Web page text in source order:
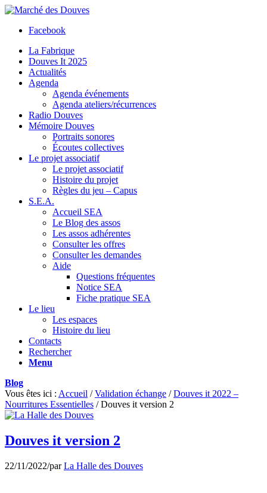
Facebook
La Fabrique
Douves It 2025
Actualités
Agenda
Agenda événements
Agenda ateliers/récurrences
Radio Douves
Mémoire Douves
Portraits sonores
Écoutes collectives
Le projet associatif
Le projet associatif
Histoire du projet
Règles du jeu – Capus
S.E.A.
Accueil SEA
Le Blog des assos
Les assos adhérentes
Consulter les offres
Consulter les demandes
Aide
Questions fréquentes
Notice SEA
Fiche pratique SEA
Le lieu
Les espaces
Histoire du lieu
Contacts
Rechercher
Menu
Blog
Vous êtes ici : Accueil / Validation échange / Douves it 2022 –
Nourritures Essentielles / Douves it version 2
Douves it version 2
22/11/2022/parLa Halle des Douves